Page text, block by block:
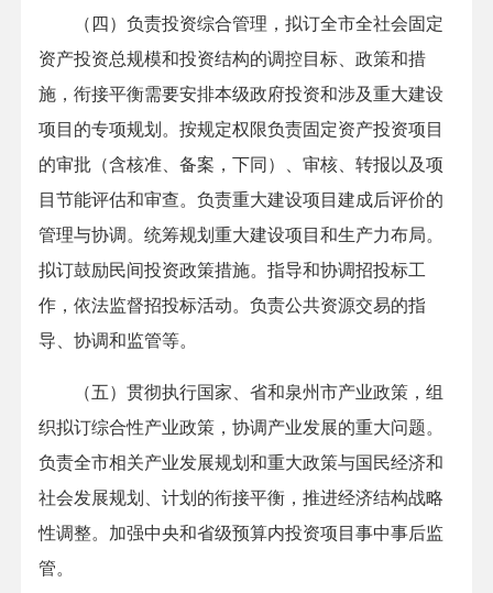
（四）负责投资综合管理，拟订全市全社会固定
资产投资总规模和投资结构的调控目标、政策和措
施，衔接平衡需要安排本级政府投资和涉及重大建设
项目的专项规划。按规定权限负责固定资产投资项目
的审批（含核准、备案，下同）、审核、转报以及项
目节能评估和审查。负责重大建设项目建成后评价的
管理与协调。统筹规划重大建设项目和生产力布局。
拟订鼓励民间投资政策措施。指导和协调招投标工
作，依法监督招投标活动。负责公共资源交易的指
导、协调和监管等。
（五）贯彻执行国家、省和泉州市产业政策，组
织拟订综合性产业政策，协调产业发展的重大问题。
负责全市相关产业发展规划和重大政策与国民经济和
社会发展规划、计划的衔接平衡，推进经济结构战略
性调整。加强中央和省级预算内投资项目事中事后监
管。